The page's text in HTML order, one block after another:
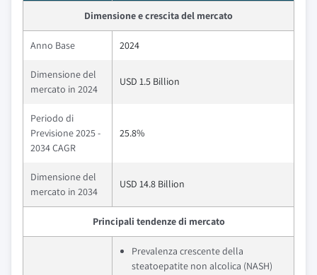
Dimensione e crescita del mercato
Anno Base 2024
Dimensione del
mercato in 2024
USD 1.5 Billion
Periodo di
Previsione 2025 -
2034 CAGR
25.8%
Dimensione del
mercato in 2034
USD 14.8 Billion
Principali tendenze di mercato
Prevalenza crescente della
steatoepatite non alcolica (NASH)